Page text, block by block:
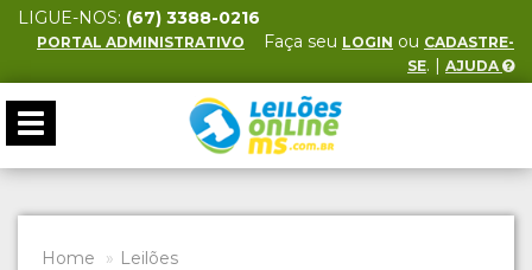
LIGUE-NOS: (67) 3388-0216
PORTAL ADMINISTRATIVO Faça seu LOGIN ou CADASTRE-
SE. | AJUDA
Toggle
navigation
Home
Leilões